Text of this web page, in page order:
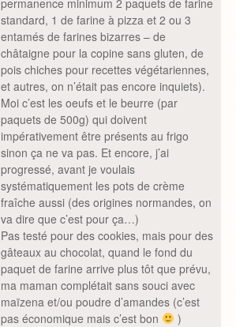
standard, 1 de farine à pizza et 2 ou 3
entamés de farines bizarres – de
châtaigne pour la copine sans gluten, de
pois chiches pour recettes végétariennes,
et autres, on n’était pas encore inquiets).
Moi c’est les oeufs et le beurre (par
paquets de 500g) qui doivent
impérativement être présents au frigo
sinon ça ne va pas. Et encore, j’ai
progressé, avant je voulais
systématiquement les pots de crème
fraîche aussi (des origines normandes, on
va dire que c’est pour ça…)
Pas testé pour des cookies, mais pour des
gâteaux au chocolat, quand le fond du
paquet de farine arrive plus tôt que prévu,
ma maman complétait sans souci avec
maïzena et/ou poudre d’amandes (c’est
pas économique mais c’est bon
)